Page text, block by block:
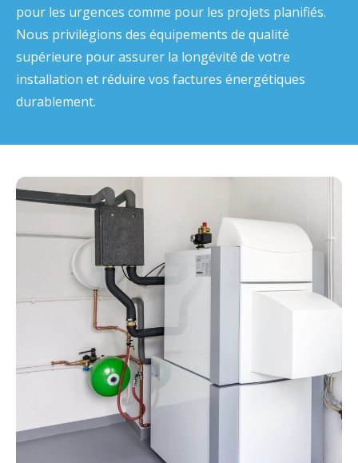
pour les urgences comme pour les projets planifiés.
Nous privilégions des équipements de qualité
supérieure pour assurer la longévité de votre
installation et réduire vos factures énergétiques
durablement.